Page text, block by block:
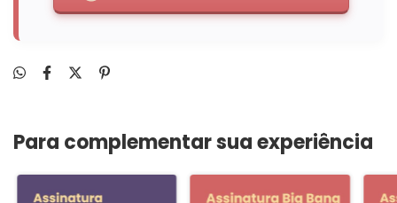
Para complementar sua experiência